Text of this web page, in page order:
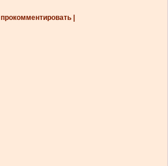
| прокомментировать |